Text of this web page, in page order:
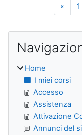
« 1
Blocchi
Home
I miei corsi
Accesso
Assistenza
Attivazione
Annunci del